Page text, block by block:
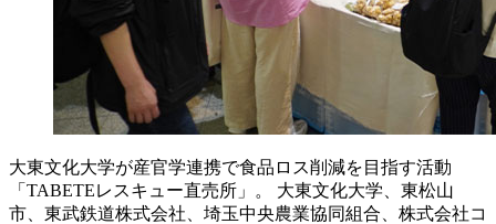
大東文化大学が産官学連携で食品ロス削減を目指す活動
「TABETEレスキュー直売所」。 大東文化大学、東松山
市、東武鉄道株式会社、埼玉中央農業協同組合、株式会社コ